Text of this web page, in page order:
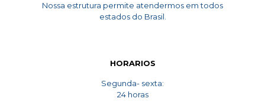
Nossa estrutura permite atendermos em todos
estados do Brasil.
HORARIOS
Segunda- sexta:
24 horas